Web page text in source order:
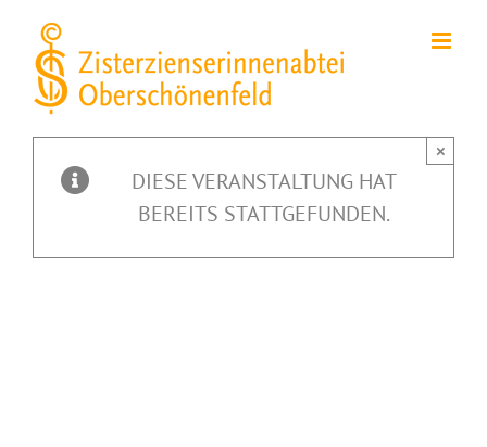
Inhalt
springen
DIESE VERANSTALTUNG HAT
BEREITS STATTGEFUNDEN.
×